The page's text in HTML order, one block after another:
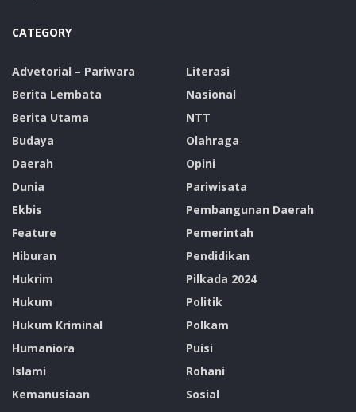
CATEGORY
Advetorial – Pariwara
Berita Lembata
Berita Utama
Budaya
Daerah
Dunia
Ekbis
Feature
Hiburan
Hukrim
Hukum
Hukum Kriminal
Humaniora
Islami
Kemanusiaan
Literasi
Nasional
NTT
Olahraga
Opini
Pariwisata
Pembangunan Daerah
Pemerintah
Pendidikan
Pilkada 2024
Politik
Polkam
Puisi
Rohani
Sosial